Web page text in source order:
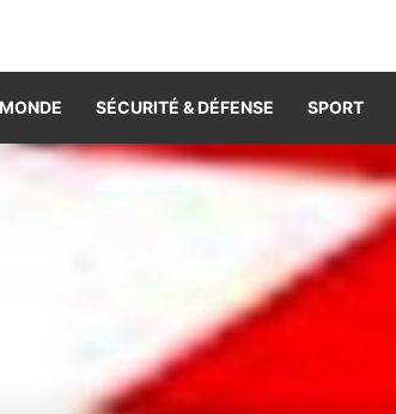
MONDE SÉCURITÉ & DÉFENSE SPORT